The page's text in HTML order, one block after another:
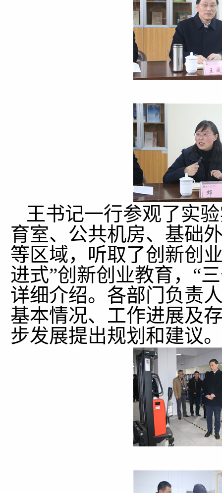
王书记一行参观了实
育室、公共机房、基础
等区域，听取了创新创
进式”创新创业教育，“
详细介绍。各部门负责
基本情况、工作进展及
步发展提出规划和建议